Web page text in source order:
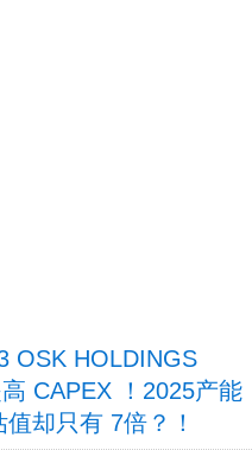
OSK HOLDINGS
CAPEX ！2025产能
却只有 7倍？！